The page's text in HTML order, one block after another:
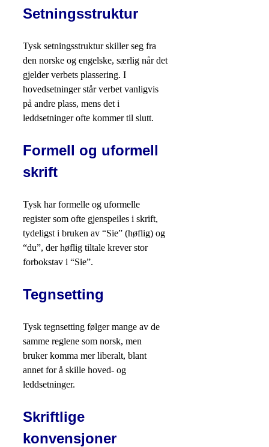
Setningsstruktur
Tysk setningsstruktur skiller seg fra
den norske og engelske, særlig når det
gjelder verbets plassering. I
hovedsetninger står verbet vanligvis
på andre plass, mens det i
leddsetninger ofte kommer til slutt.
Formell og uformell
skrift
Tysk har formelle og uformelle
register som ofte gjenspeiles i skrift,
tydeligst i bruken av “Sie” (høflig) og
“du”, der høflig tiltale krever stor
forbokstav i “Sie”.
Tegnsetting
Tysk tegnsetting følger mange av de
samme reglene som norsk, men
bruker komma mer liberalt, blant
annet for å skille hoved- og
leddsetninger.
Skriftlige
konvensjoner